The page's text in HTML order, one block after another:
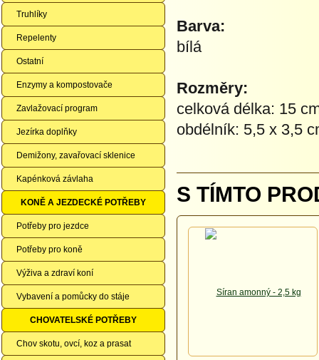
Truhlíky
Repelenty
Ostatní
Enzymy a kompostovače
Zavlažovací program
Jezírka doplňky
Demižony, zavařovací sklenice
Kapénková závlaha
KONĚ A JEZDECKÉ POTŘEBY
Potřeby pro jezdce
Potřeby pro koně
Výživa a zdraví koní
Vybavení a pomůcky do stáje
CHOVATELSKÉ POTŘEBY
Chov skotu, ovcí, koz a prasat
Barva:
bílá
Rozměry:
celková délka: 15
obdélník: 5,5 x 3,5
S TÍMTO